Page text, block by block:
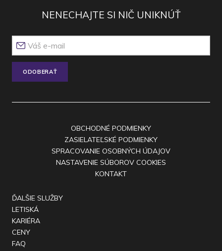
NENECHAJTE SI NIČ UNIKNÚŤ
ODOBERAŤ
OBCHODNÉ PODMIENKY
ZASIELATEĽSKÉ PODMIENKY
SPRACOVANIE OSOBNÝCH ÚDAJOV
NASTAVENIE SÚBOROV COOKIES
KONTAKT
ĎALŠIE SLUŽBY
LETISKÁ
KARIÉRA
CENY
FAQ